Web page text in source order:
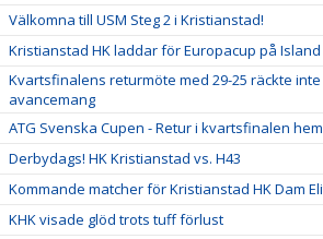
Välkomna till USM Steg 2 i Kristianstad!
Kristianstad HK laddar för Europacup på Island
Kvartsfinalens returmöte med 29-25 räckte inte
avancemang
ATG Svenska Cupen - Retur i kvartsfinalen
Derbydags! HK Kristianstad vs. H43
Kommande matcher för Kristianstad HK Dam
KHK visade glöd trots tuff förlust